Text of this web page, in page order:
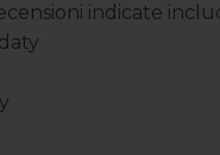
indicate